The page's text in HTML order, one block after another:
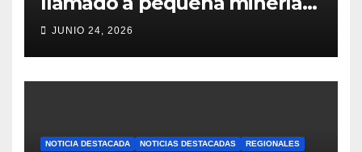
para postulaciones PAMMA
Equipa y Desarrolla 2026
JUNIO 24, 2026
NOTICIA DESTACADA NOTICIAS DESTACADAS REGIONALES